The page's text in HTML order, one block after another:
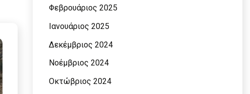
Φεβρουάριος 2025
Ιανουάριος 2025
Δεκέμβριος 2024
Νοέμβριος 2024
Οκτώβριος 2024